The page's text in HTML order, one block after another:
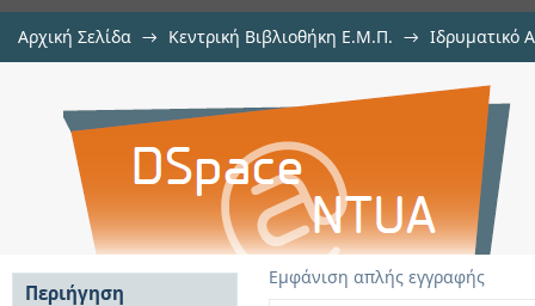
Αρχική Σελίδα → Κεντρική Βιβλιοθήκη Ε.Μ.Π. → Ιδρυματικό
Δημιουργία και
μεταλλείων, η περίπτωση των
Εμφάνιση απλής εγγραφής
Περιήγηση